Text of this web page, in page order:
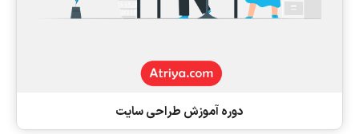
دوره آموزش طراحی سایت